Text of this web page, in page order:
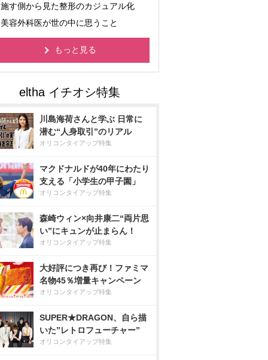
施す側から見た整形のカジュアル化
美容外科医が世の中に思うこと
もっと見る
川島海荷さんと学ぶ 日常に
潜む“人身取引”のリアル
オリコンタイアップ特集
マクドナルドが40年にわたり
支える「小学生の甲子園」
オリコンタイアップ特集
森崎ウィン×向井康二“両片思
い”にキュンが止まらん！
オリコンタイアップ特集
大好評につき再び！ファミマ
名物45％増量キャンペーン
オリコンタイアップ特集
SUPER★DRAGON、自ら描
いた”レトロフューチャー”
オリコンタイアップ特集